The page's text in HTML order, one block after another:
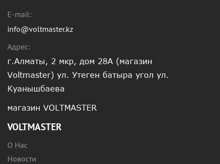
E-mail:
info@voltmaster.kz
Адрес:
г.Алматы, 2 мкр, дом 28А (магазин
Voltmaster) ул. Утеген батыра угол ул.
Куанышбаева
магазин VOLTMASTER
VOLTMASTER
О Нас
Новости